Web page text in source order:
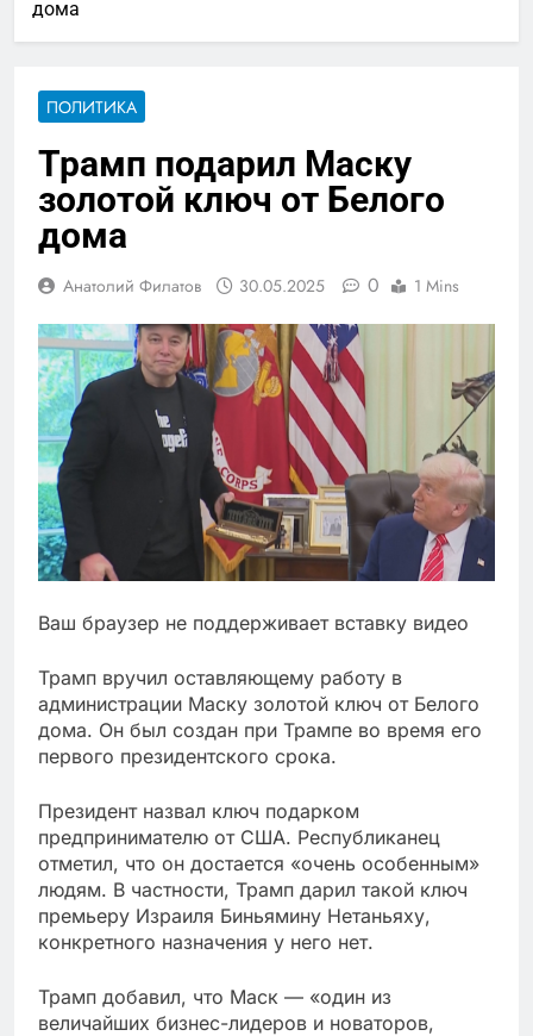
дома
ПОЛИТИКА
Трамп подарил Маску
золотой ключ от Белого
дома
Анатолий Филатов 30.05.2025 0 1 Mins
Ваш браузер не поддерживает вставку видео
Трамп вручил оставляющему работу в
администрации Маску золотой ключ от Белого
дома. Он был создан при Трампе во время его
первого президентского срока.
Президент назвал ключ подарком
предпринимателю от США. Республиканец
отметил, что он достается «очень особенным»
людям. В частности, Трамп дарил такой ключ
премьеру Израиля Биньямину Нетаньяху,
конкретного назначения у него нет.
Трамп добавил, что Маск — «один из
величайших бизнес-лидеров и новаторов,